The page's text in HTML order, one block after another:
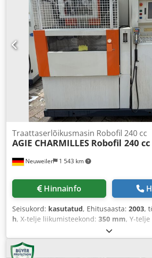
Neuweiler 1 543 km
Traattaserlõikusmasin Robofil 240 cc
AGIE CHARMILLES Robofil 240 cc
Hinnainfo
Seisukord: kasutatud, Ehitusaasta: 2003,
h, X-telje liikumisteekond: 350 mm, Y-
, Z-telje liikumisteekond: